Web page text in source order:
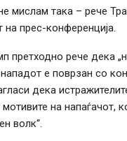
мислам така – рече
на прес-конференција.
претходно рече дека
е поврзан со
дека
мотивите на напаѓачот,
волк“.